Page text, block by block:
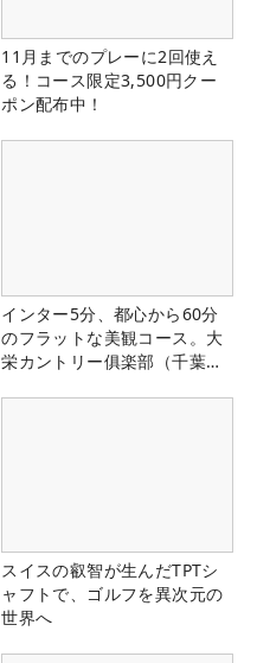
11月までのプレーに2回使え
る！コース限定3,500円クー
ポン配布中！
インター5分、都心から60分
のフラットな美観コース。大
栄カントリー俱楽部（千葉
スイスの叡智が生んだTPTシ
ャフトで、ゴルフを異次元の
世界へ